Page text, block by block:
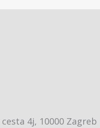
4j, 10000 Zagreb